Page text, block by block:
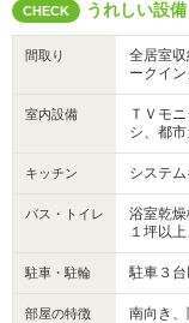
CHECK うれしい設
間取り
全居室
ークイ
室内設備
ＴＶモ
シ、都
キッチン システ
バス・トイレ
浴室乾
１坪以
駐車・駐輪 駐車３
部屋の特徴 南向き